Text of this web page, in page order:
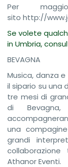
Per
sito http://
Se volete
in Umbria,
BEVAGNA
Musica, danza e
il sipario su una
tre mesi di
di
una
grandi
Athanor Eventi.